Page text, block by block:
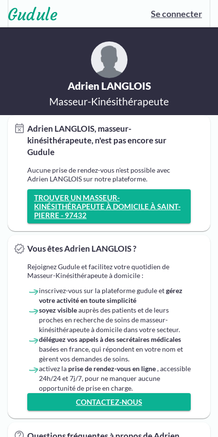
Se connecter
Adrien LANGLOIS
Masseur-Kinésithérapeute
Adrien LANGLOIS, masseur-
kinésithérapeute, n'est pas encore sur
Gudule
Aucune prise de rendez-vous n'est possible avec
Adrien LANGLOIS sur notre plateforme.
TROUVER UN MASSEUR-
KINÉSITHÉRAPEUTE À DOMICILE À SAINT-
PIERRE - 97432
Vous êtes Adrien LANGLOIS ?
Rejoignez Gudule et facilitez votre quotidien de
Masseur-Kinésithérapeute à domicile :
inscrivez-vous sur la plateforme gudule etgérez
votre activité en toute simplicité
soyez visibleauprès des patients et de leurs
proches en recherche de soins de masseur-
kinésithérapeute à domicile dans votre secteur.
déléguez vos appels à des secrétaires médicales
basées en france, qui répondent en votre nom et
gèrent vos demandes de soins.
activez la prise de rendez-vous en ligne, accessible
24h/24 et 7j/7, pour ne manquer aucune
opportunité de prise en charge.
CONTACTEZ-NOUS